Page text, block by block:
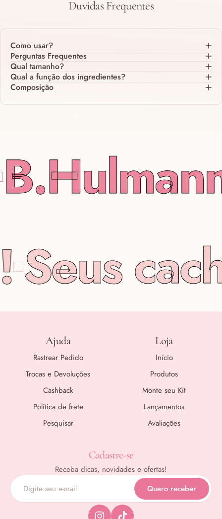
Duvidas Frequentes
Como usar?
Perguntas Frequentes
Qual tamanho?
Qual a função dos ingredientes?
Composição
Seus
Ajuda
Rastrear Pedido
Trocas e Devoluções
Cashback
Política de frete
Pesquisar
Loja
Início
Produtos
Monte seu Kit
Lançamentos
Avaliações
Cadastre-se
Receba dicas, novidades e ofertas!
Quero receber